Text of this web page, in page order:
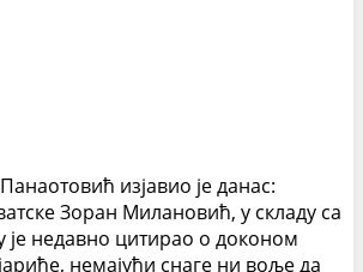
изјавио је данас:
Зоран Милановић, у складу са
је недавно цитирао о доконом
немајући снаге ни воље да